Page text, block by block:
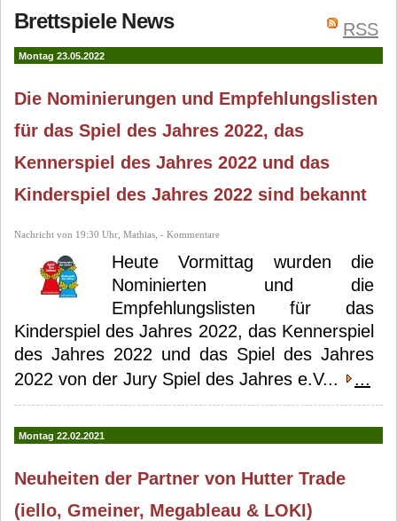
RSS
Brettspiele News
Montag 23.05.2022
Die Nominierungen und Empfehlungslisten
für das Spiel des Jahres 2022, das
Kennerspiel des Jahres 2022 und das
Kinderspiel des Jahres 2022 sind bekannt
Nachricht von 19:30 Uhr, Mathias, - Kommentare
Heute Vormittag wurden die
Nominierten und die
Empfehlungslisten für das
Kinderspiel des Jahres 2022, das Kennerspiel
des Jahres 2022 und das Spiel des Jahres
2022 von der Jury Spiel des Jahres e.V...
...
Montag 22.02.2021
Neuheiten der Partner von Hutter Trade
(iello, Gmeiner, Megableau & LOKI)